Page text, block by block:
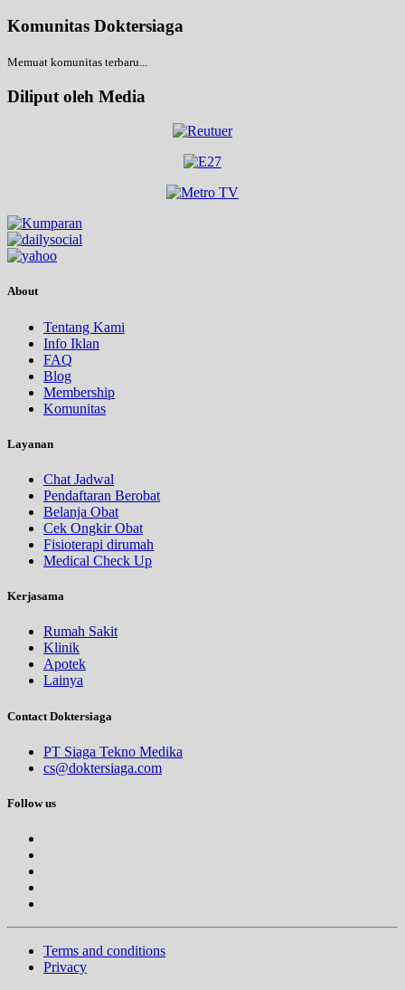
Komunitas Doktersiaga
Memuat komunitas terbaru...
Diliput oleh Media
About
Tentang Kami
Info Iklan
FAQ
Blog
Membership
Komunitas
Layanan
Chat Jadwal
Pendaftaran Berobat
Belanja Obat
Cek Ongkir Obat
Fisioterapi dirumah
Medical Check Up
Kerjasama
Rumah Sakit
Klinik
Apotek
Lainya
Contact Doktersiaga
PT Siaga Tekno Medika
cs@doktersiaga.com
Follow us
Terms and conditions
Privacy